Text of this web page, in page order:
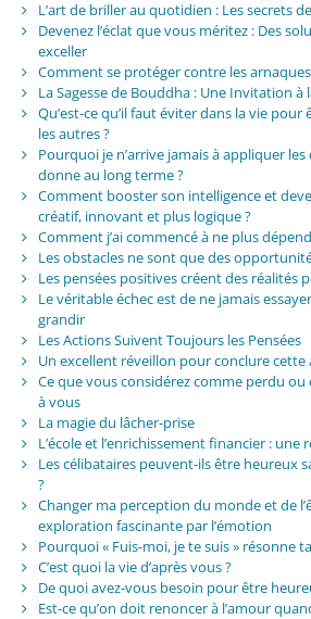
L’art de briller au quotidien : Les secrets
Devenez l’éclat que vous méritez : Des
exceller
Comment se protéger contre les
La Sagesse de Bouddha : Une Invitation à
Qu’est-ce qu’il faut éviter dans la vie
les autres ?
Pourquoi je n’arrive jamais à appliquer les
donne au long terme ?
Comment booster son intelligence et
créatif, innovant et plus logique ?
Comment j’ai commencé à ne plus
Les obstacles ne sont que des
Les pensées positives créent des réalités
Le véritable échec est de ne jamais
grandir
Les Actions Suivent Toujours les Pensées
Un excellent réveillon pour conclure cette
Ce que vous considérez comme perdu ou
à vous
La magie du lâcher-prise
L’école et l’enrichissement financier :
Les célibataires peuvent-ils être heureux
?
Changer ma perception du monde et de
exploration fascinante par l’émotion
Pourquoi « Fuis-moi, je te suis » résonne
C’est quoi la vie d’après vous ?
De quoi avez-vous besoin pour être
Est-ce qu’on doit renoncer à l’amour